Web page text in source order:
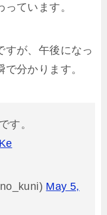
ています。
すが、午後になっ
分かります。
す。
May 5,